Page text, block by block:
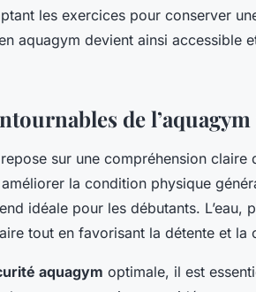
les exercices pour conserver
aquagym devient ainsi accessible
de
repose sur une compréhension
la condition physique
idéale pour les débutants. L’eau,
tout en favorisant la détente et la
aquagym optimale, il est